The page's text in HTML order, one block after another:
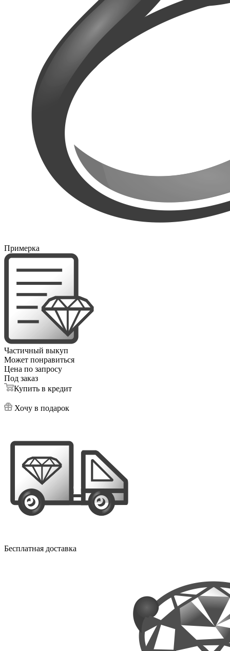
Примерка
Частичный выкуп
Может понравиться
Цена по запросу
Под заказ
Купить в кредит
Хочу в подарок
Бесплатная доставка